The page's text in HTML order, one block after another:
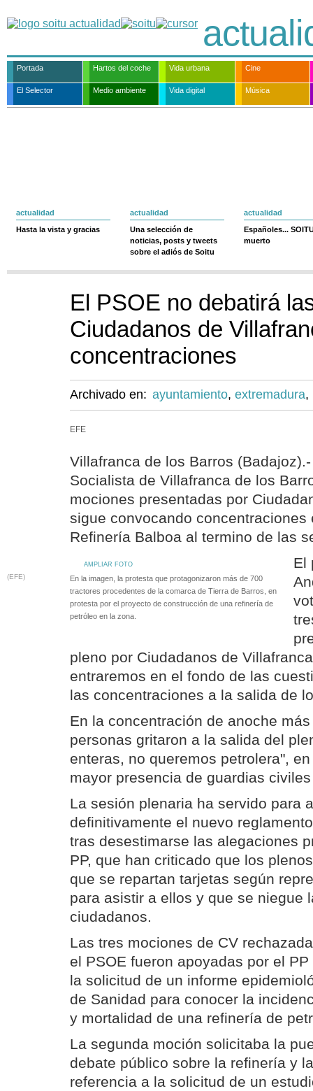
Portada Hartos del coche Vida urbana Cine
El Selector Medio ambiente Vida digital Música
actualidad
Hasta la vista y gracias
actualidad
Una selección de
noticias, posts y tweets
sobre el adiós de Soitu
actualidad
Españoles...
muerto
El PSOE no debatirá
Ciudadanos de
concentraciones
Archivado en: ayuntamiento, extremadura,
EFE
Villafranca de los Barros
Socialista de Villafranca de los
mociones presentadas por
sigue convocando concentraciones
Refinería Balboa al termino de las
AMPLIAR FOTO
(EFE)
En la imagen, la protesta que protagonizaron más de 700
tractores procedentes de la comarca de Tierra de Barros, en
protesta por el proyecto de construcción de una refinería de
petróleo en la zona.
El
pleno por Ciudadanos de
entraremos en el fondo de las
las concentraciones a la salida de
En la concentración de anoche
personas gritaron a la salida del
enteras, no queremos petrolera",
mayor presencia de guardias
La sesión plenaria ha servido para
definitivamente el nuevo
tras desestimarse las alegaciones
PP, que han criticado que los
que se repartan tarjetas según
para asistir a ellos y que se niegue
ciudadanos.
Las tres mociones de CV
el PSOE fueron apoyadas por el
la solicitud de un informe
de Sanidad para conocer la
y mortalidad de una refinería de
La segunda moción solicitaba la
debate público sobre la refinería y
referencia a la solicitud de un